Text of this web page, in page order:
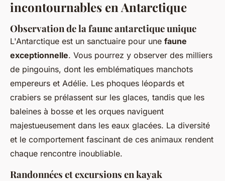
incontournables en Antarctique
Observation de la faune antarctique unique
L'Antarctique est un sanctuaire pour une faune
exceptionnelle. Vous pourrez y observer des milliers
de pingouins, dont les emblématiques manchots
empereurs et Adélie. Les phoques léopards et
crabiers se prélassent sur les glaces, tandis que les
baleines à bosse et les orques naviguent
majestueusement dans les eaux glacées. La diversité
et le comportement fascinant de ces animaux rendent
chaque rencontre inoubliable.
Randonnées et excursions en kayak